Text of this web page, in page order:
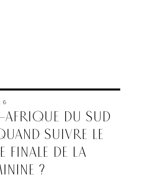
DU SUD
SUIVRE LE
FINALE DE LA
?